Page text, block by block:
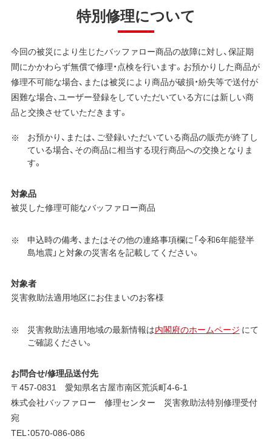
特別修理について
今回の被災により生じたバッファロー商品の故障に対し、保証期
間にかかわらず無償で修理・点検を行います。お預かりした商品が
修理不可能な場合、または被災により商品が破損・紛失等で送付が
困難な場合、ユーザー登録をしていただいている方には新しい商
品と交換させていただきます。
お預かり、または、ご登録いただいている商品の販売が終了し
ている場合、その商品に相当する現行商品への交換となりま
す。
対象品
被災した修理可能なバッファロー商品
申込時の備考、またはその他の連絡事項欄に「令和6年能登半
島地震」と対象の災害名を記載してください。
対象者
災害救助法適用地区にお住まいのお客様
災害救助法適用地域の最新情報は内閣府のホームページ にて
ご確認ください。
お問合せ/修理品送付先
〒457-0831 愛知県名古屋市南区荒浜町4-6-1
株式会社バッファロー 修理センター 災害救助法特別修理受付
宛
TEL：0570-086-086